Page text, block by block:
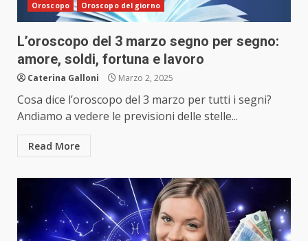
Oroscopo Oroscopo del giorno
L’oroscopo del 3 marzo segno per segno:
amore, soldi, fortuna e lavoro
Caterina Galloni Marzo 2, 2025
Cosa dice l’oroscopo del 3 marzo per tutti i segni?
Andiamo a vedere le previsioni delle stelle...
Read More